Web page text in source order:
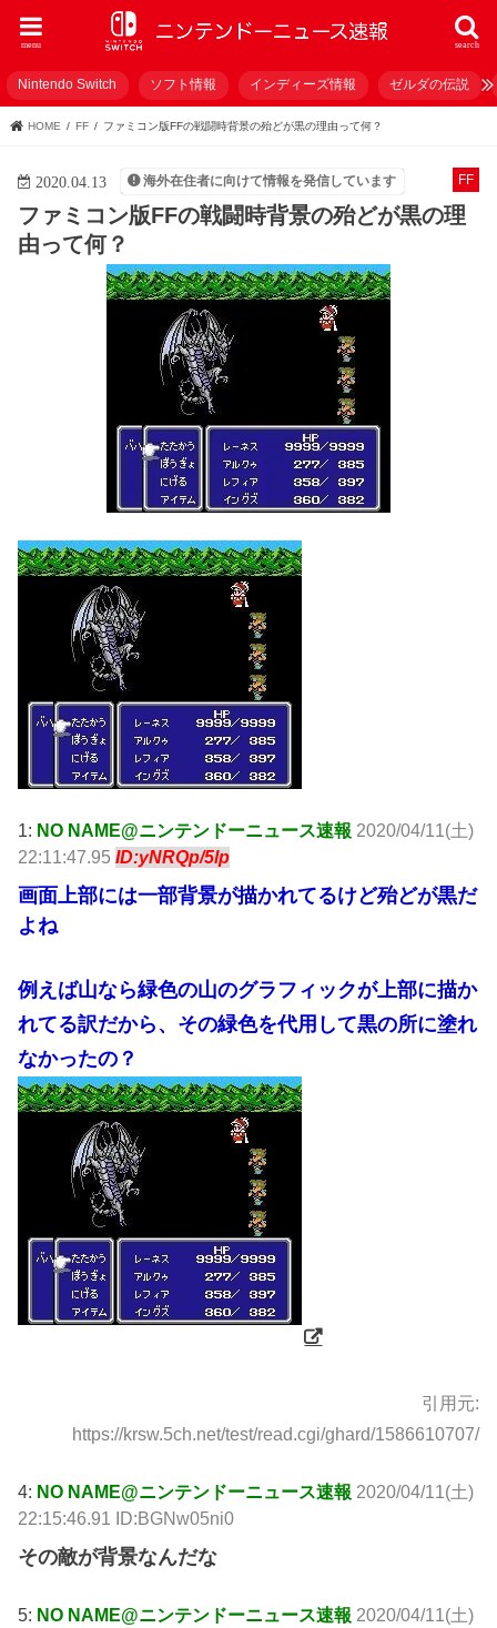
search
menu
Nintendo Switch ソフト情報 インディーズ情報 ゼルダの伝説
HOME FF ファミコン版FFの戦闘時背景の殆どが黒の理由って何？
FF
2020.04.13 海外在住者に向けて情報を発信しています
ファミコン版FFの戦闘時背景の殆どが黒の理
由って何？
1: NO NAME@ニンテンドーニュース速報 2020/04/11(土)
22:11:47.95ID:yNRQp/5lp
画面上部には一部背景が描かれてるけど殆どが黒だ
よね
例えば山なら緑色の山のグラフィックが上部に描か
れてる訳だから、その緑色を代用して黒の所に塗れ
なかったの？
引用元:
https://krsw.5ch.net/test/read.cgi/ghard/1586610707/
4: NO NAME@ニンテンドーニュース速報 2020/04/11(土)
22:15:46.91 ID:BGNw05ni0
その敵が背景なんだな
5: NO NAME@ニンテンドーニュース速報 2020/04/11(土)